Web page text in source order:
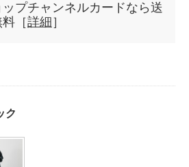
ップチャンネルカードなら送
［詳細 ］
ク